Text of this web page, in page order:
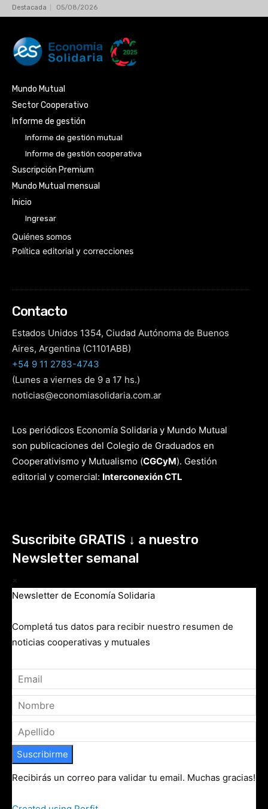
Destacada 05/08/2026
Mundo Mutual
Sector Cooperativo
Informe de gestión
Informe de gestión mutual
Informe de gestión cooperativa
Suscripción Premium
Mundo Mutual mensual
Inicio
Ingresar
Quiénes somos
Política editorial y correcciones
Contacto
Estados Unidos 1354, Ciudad Autónoma de Buenos
Aires, Argentina (C1101ABB)
+54 9 11 2783-4743
(Lunes a viernes de 9 a 17 hs.)
noticias@economiasolidaria.com.ar
Los periódicos Economía Solidaria y Mundo Mutual
son publicaciones del Colegio de Graduados en
Cooperativismo y Mutualismo (CGCyM). Gestión
editorial y comercial: Interconexión CTL
Suscribite GRATIS ↓ a nuestro
Newsletter semanal
×
Newsletter de Economía Solidaria
Completá tus datos para recibir nuestro resumen de
noticias cooperativas y mutuales
Suscribirme
Recibirás un correo para validar tu email. Muchas gracias!